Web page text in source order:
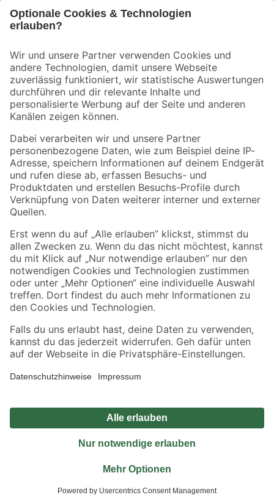
Der toom Newsletter: Keine Angebote und Aktionen mehr verpassen!
Zur Newsletter Anmeldung
Folge uns
Zahlungsarten Versandarten
Sicher einkaufen
Jetzt die toom-App herunterladen
Alle Preisangaben in EUR inkl. gesetzl. MwSt.. Die dargestellten Angebote sind unter
Umständen nicht in allen Märkten verfügbar. Die angegebenen Verfügbarkeiten beziehen
Produkte nur solange der Vorrat reicht.
*Paketversand ab 59 € versandkostenfrei, gilt nicht für Artikel mit Speditionsversand, hier
Privatsphäre Impressum
Nutzungsbedingungen
Widerrufsrecht
Vertrag widerrufen
© 2026 toom Baumarkt GmbH